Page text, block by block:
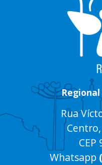
Regional
Rua
Centro,
CEP
Whatsapp